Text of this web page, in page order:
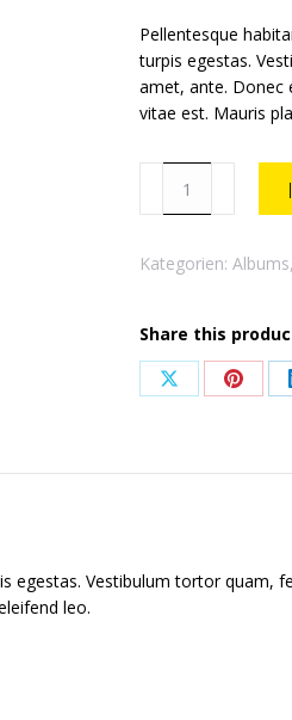
Pellentesque
turpis egestas.
amet, ante. Donec
vitae est. Mauris
Menge
Kategorien: Albums,
Share this
Share
X
Share
Vestibulum tortor quam,
leo.